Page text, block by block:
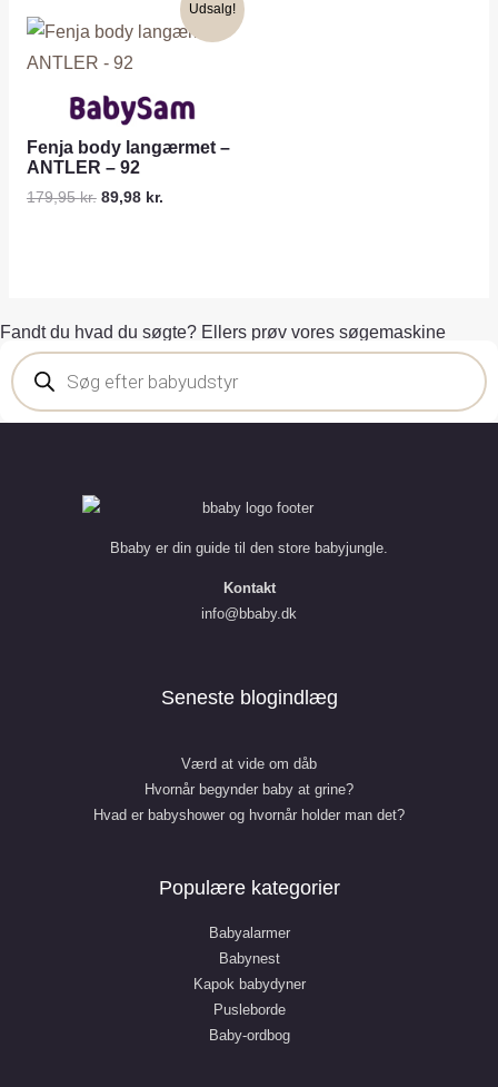
Udsalg!
Fenja body langærmet –
ANTLER – 92
179,95kr. 89,98 kr.
Fandt du hvad du søgte? Ellers prøv vores søgemaskine
Bbaby er din guide til den store babyjungle.
Kontakt
info@bbaby.dk
Seneste blogindlæg
Værd at vide om dåb
Hvornår begynder baby at grine?
Hvad er babyshower og hvornår holder man det?
Populære kategorier
Babyalarmer
Babynest
Kapok babydyner
Pusleborde
Baby-ordbog